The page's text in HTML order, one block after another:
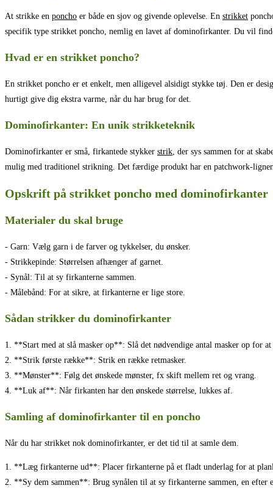
At strikke en poncho er både en sjov og givende oplevelse. En strikket
specifik type strikket poncho, nemlig en lavet af dominofirkanter. Du vil
Hvad er en strikket poncho?
En strikket poncho er et enkelt, men alligevel alsidigt stykke tøj. Den er
hurtigt give dig ekstra varme, når du har brug for det.
Dominofirkanter: En unik strikketeknik
Dominofirkanter er små, firkantede stykker strik, der sys sammen for at
mulig med traditionel strikning. Det færdige produkt har en patchwork-
Opskrift på strikket poncho med dominofirkanter
Materialer du skal bruge
- Garn: Vælg garn i de farver og tykkelser, du ønsker.
- Strikkepinde: Størrelsen afhænger af garnet.
- Synål: Til at sy firkanterne sammen.
- Målebånd: For at sikre, at firkanterne er lige store.
Sådan strikker du dominofirkanter
1. **Start med at slå masker op**: Slå det nødvendige antal masker op for
2. **Strik første række**: Strik en række retmasker.
3. **Mønster**: Følg det ønskede mønster, fx skift mellem ret og vrang.
4. **Luk af**: Når firkanten har den ønskede størrelse, lukkes af.
Samling af dominofirkanter til en poncho
Når du har strikket nok dominofirkanter, er det tid til at samle dem.
1. **Læg firkanterne ud**: Placer firkanterne på et fladt underlag for at
2. **Sy dem sammen**: Brug synålen til at sy firkanterne sammen, en efter